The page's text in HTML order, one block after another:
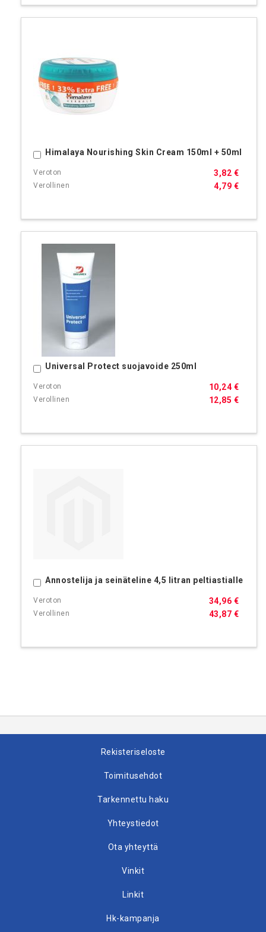
Himalaya Nourishing Skin Cream 150ml + 50ml
4,79 €
3,82 €
Ostoskoriin
Universal Protect suojavoide 250ml
12,85 €
10,24 €
Ostoskoriin
Annostelija ja seinäteline 4,5 litran peltiastialle
43,87 €
34,96 €
Ostoskoriin
Rekisteriseloste
Toimitusehdot
Tarkennettu haku
Yhteystiedot
Ota yhteyttä
Vinkit
Linkit
Hk-kampanja